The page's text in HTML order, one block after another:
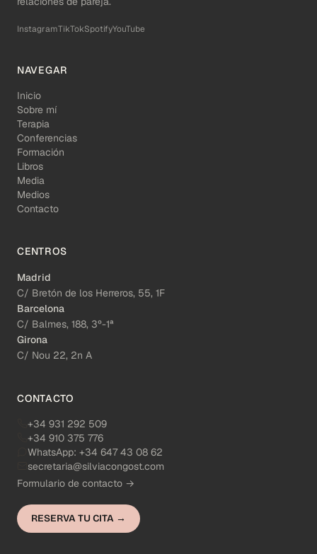
InstagramTikTokSpotifyYouTube
NAVEGAR
Inicio
Sobre mí
Terapia
Conferencias
Formación
Libros
Media
Medios
Contacto
CENTROS
Madrid
C/ Bretón de los Herreros, 55, 1F
Barcelona
C/ Balmes, 188, 3º-1ª
Girona
C/ Nou 22, 2n A
CONTACTO
+34 931 292 509
+34 910 375 776
WhatsApp: +34 647 43 08 62
secretaria@silviacongost.com
Formulario de contacto →
RESERVA TU CITA →